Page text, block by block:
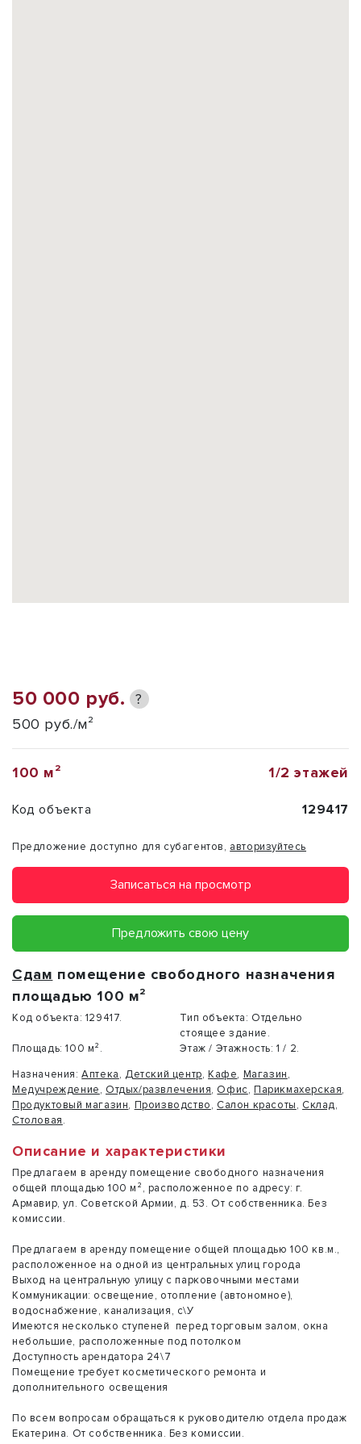
50 000 руб. ?
500 руб./м²
100 м² 1/2 этажей
Код объекта 129417
Предложение доступно для субагентов, авторизуйтесь
Записаться на просмотр
Предложить свою цену
Сдам помещение свободного назначения
площадью 100 м²
Код объекта: 129417. Тип объекта: Отдельно
стоящее здание.
Площадь: 100 м². Этаж / Этажность: 1 / 2.
Назначения: Аптека, Детский центр, Кафе, Магазин,
Медучреждение, Отдых/развлечения, Офис, Парикмахерская,
Продуктовый магазин, Производство, Салон красоты, Склад,
Столовая.
Описание и характеристики
Предлагаем в аренду помещение свободного назначения
общей площадью 100 м², расположенное по адресу: г.
Армавир, ул. Советской Армии, д. 53. От собственника. Без
комиссии.
Предлагаем в аренду помещение общей площадью 100 кв.м.,
расположенное на одной из центральных улиц города
Выход на центральную улицу с парковочными местами
Коммуникации: освещение, отопление (автономное),
водоснабжение, канализация, с\У
Имеются несколько ступеней перед торговым залом, окна
небольшие, расположенные под потолком
Доступность арендатора 24\7
Помещение требует косметического ремонта и
дополнительного освещения
По всем вопросам обращаться к руководителю отдела продаж
Екатерина. От собственника. Без комиссии.